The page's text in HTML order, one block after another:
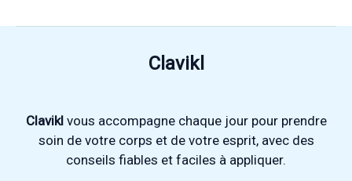
Clavikl
Claviklvous accompagne chaque jour pour prendre
soin de votre corps et de votre esprit, avec des
conseils fiables et faciles à appliquer.